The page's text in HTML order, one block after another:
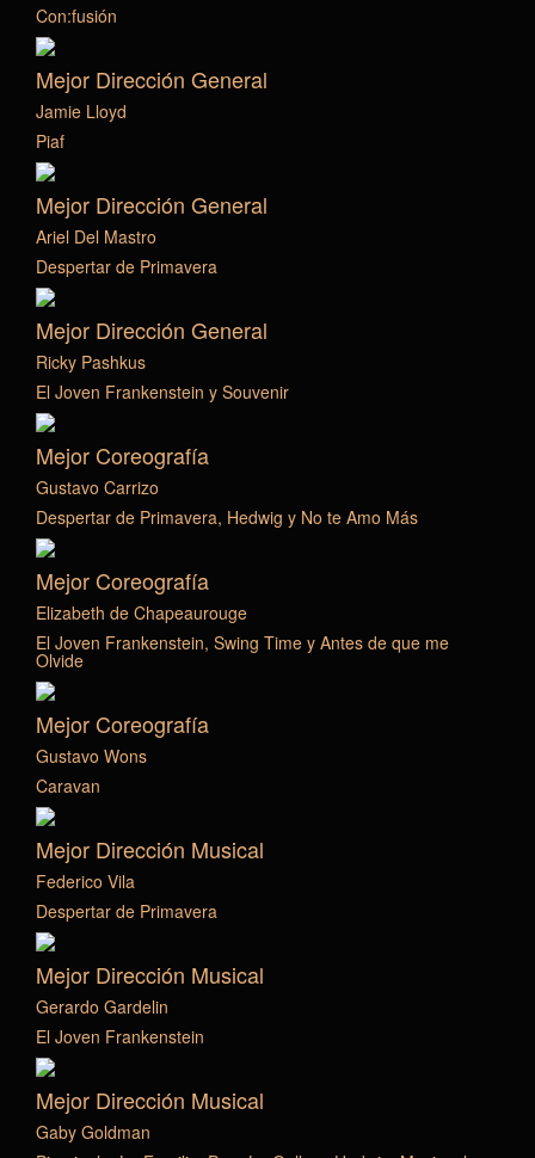
Con:fusión
Mejor Dirección General
Jamie Lloyd
Piaf
Mejor Dirección General
Ariel Del Mastro
Despertar de Primavera
Mejor Dirección General
Ricky Pashkus
El Joven Frankenstein y Souvenir
Mejor Coreografía
Gustavo Carrizo
Despertar de Primavera, Hedwig y No te Amo Más
Mejor Coreografía
Elizabeth de Chapeaurouge
El Joven Frankenstein, Swing Time y Antes de que me
Olvide
Mejor Coreografía
Gustavo Wons
Caravan
Mejor Dirección Musical
Federico Vila
Despertar de Primavera
Mejor Dirección Musical
Gerardo Gardelin
El Joven Frankenstein
Mejor Dirección Musical
Gaby Goldman